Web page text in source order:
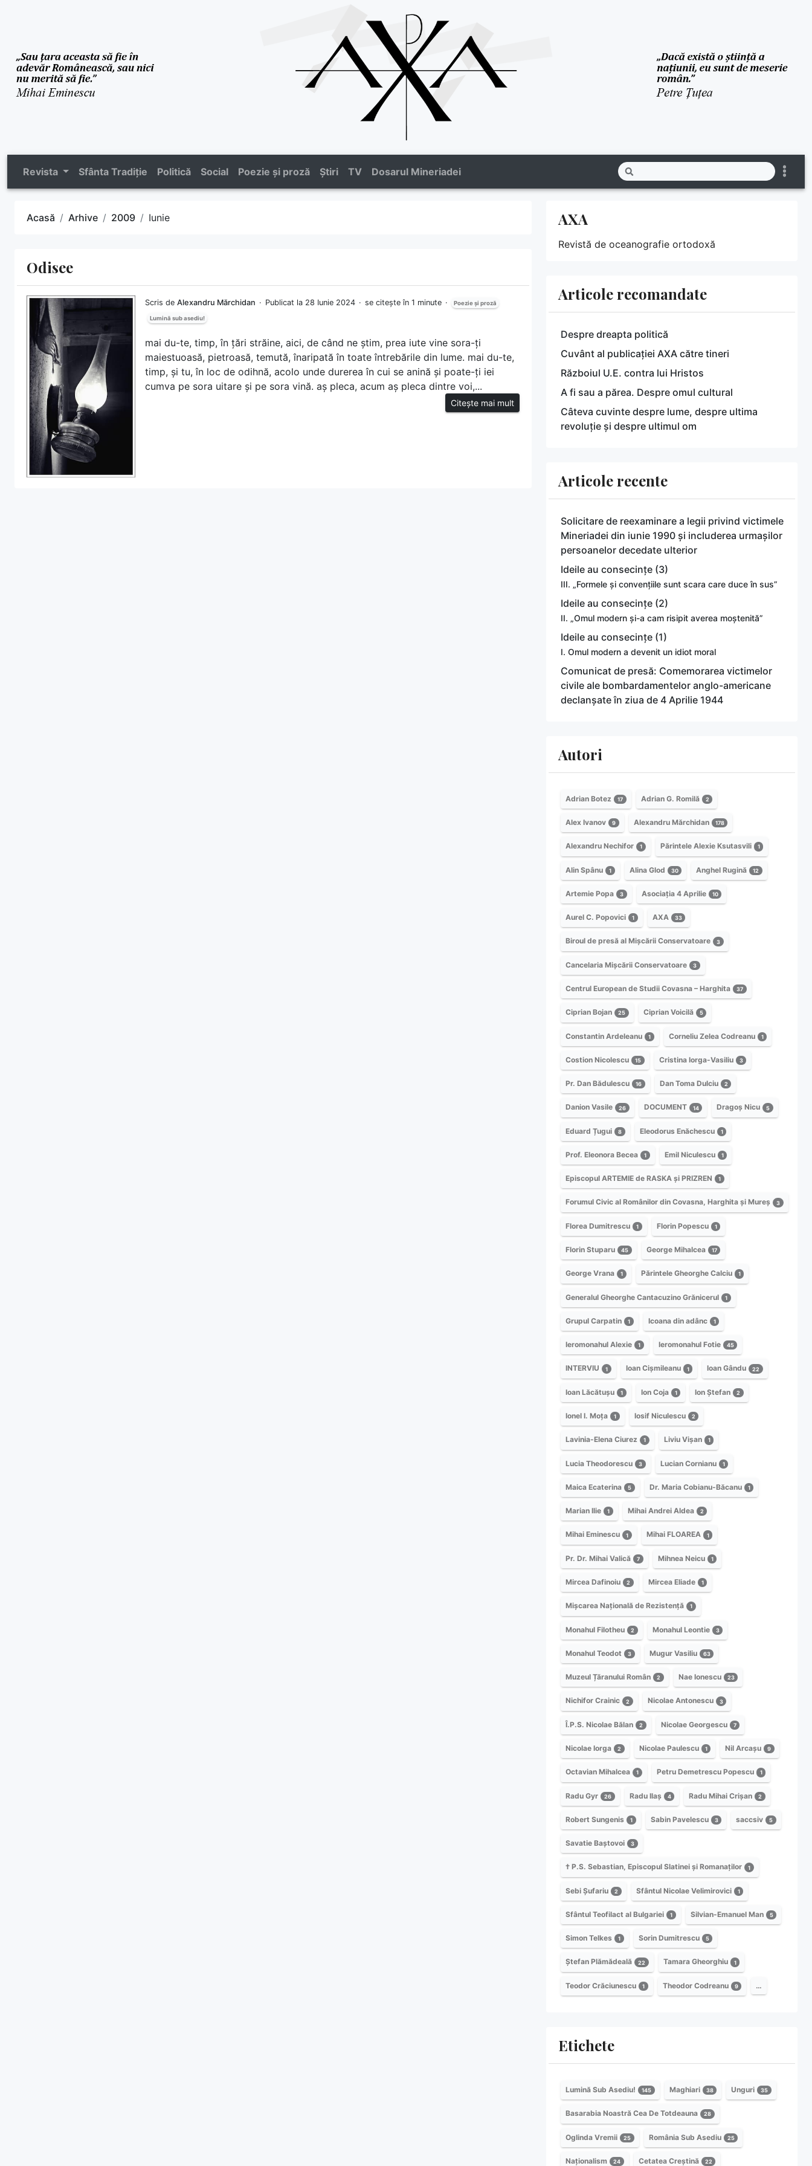
Revista Sfânta Tradiție Politică Social Poezie și proză Știri TV Dosarul Mineriadei
Acasă Arhive 2009 Iunie
Odisee
Scris de Alexandru Mărchidan Publicat la 28 Iunie 2024 se citește în 1 minute Poezie și proză
Lumină sub asediu!
mai du-te, timp, în țări străine, aici, de când ne știm, prea iute vine sora-ți
maiestuoasă, pietroasă, temută, înaripată în toate întrebările din lume. mai du-te,
timp, și tu, în loc de odihnă, acolo unde durerea în cui se anină și poate-ți iei
cumva pe sora uitare și pe sora vină. aș pleca, acum aș pleca dintre voi,...
Citește mai mult
AXA
Revistă de oceanografie ortodoxă
Articole recomandate
Despre dreapta politică
Cuvânt al publicației AXA către tineri
Războiul U.E. contra lui Hristos
A fi sau a părea. Despre omul cultural
Câteva cuvinte despre lume, despre ultima
revoluție și despre ultimul om
Articole recente
Solicitare de reexaminare a legii privind victimele
Mineriadei din iunie 1990 și includerea urmașilor
persoanelor decedate ulterior
Ideile au consecințe (3)
III. „Formele și convențiile sunt scara care duce în sus”
Ideile au consecințe (2)
II. „Omul modern și-a cam risipit averea moștenită”
Ideile au consecințe (1)
I. Omul modern a devenit un idiot moral
Comunicat de presă: Comemorarea victimelor
civile ale bombardamentelor anglo-americane
declanșate în ziua de 4 Aprilie 1944
Autori
Adrian Botez 17 Adrian G. Romilă 2
Alex Ivanov 9 Alexandru Mărchidan 178
Alexandru Nechifor 1 Părintele Alexie Ksutasvili 1
Alin Spânu 1 Alina Glod 30 Anghel Rugină 12
Artemie Popa 3 Asociația 4 Aprilie 10
Aurel C. Popovici 1 AXA 33
Biroul de presă al Mișcării Conservatoare 3
Cancelaria Mișcării Conservatoare 3
Centrul European de Studii Covasna – Harghita 37
Ciprian Bojan 25 Ciprian Voicilă 5
Constantin Ardeleanu 1 Corneliu Zelea Codreanu 1
Costion Nicolescu 15 Cristina Iorga-Vasiliu 3
Pr. Dan Bădulescu 16 Dan Toma Dulciu 2
Danion Vasile 26 DOCUMENT 14 Dragoș Nicu 5
Eduard Țugui 8 Eleodorus Enăchescu 1
Prof. Eleonora Becea 1 Emil Niculescu 1
Episcopul ARTEMIE de RASKA și PRIZREN 1
Forumul Civic al Românilor din Covasna, Harghita și Mureș 3
Florea Dumitrescu 1 Florin Popescu 1
Florin Stuparu 45 George Mihalcea 17
George Vrana 1 Părintele Gheorghe Calciu 1
Generalul Gheorghe Cantacuzino Grănicerul 1
Grupul Carpatin 1 Icoana din adânc 1
Ieromonahul Alexie 1 Ieromonahul Fotie 45
INTERVIU 1 Ioan Cișmileanu 1 Ioan Gându 22
Ioan Lăcătușu 1 Ion Coja 1 Ion Ștefan 2
Ionel I. Moța 1 Iosif Niculescu 2
Lavinia-Elena Ciurez 1 Liviu Vișan 1
Lucia Theodorescu 3 Lucian Cornianu 1
Maica Ecaterina 5 Dr. Maria Cobianu-Băcanu 1
Marian Ilie 1 Mihai Andrei Aldea 2
Mihai Eminescu 1 Mihai FLOAREA 1
Pr. Dr. Mihai Valică 7 Mihnea Neicu 1
Mircea Dafinoiu 2 Mircea Eliade 1
Mișcarea Națională de Rezistență 1
Monahul Filotheu 2 Monahul Leontie 3
Monahul Teodot 3 Mugur Vasiliu 63
Muzeul Țăranului Român 2 Nae Ionescu 23
Nichifor Crainic 2 Nicolae Antonescu 3
Î.P.S. Nicolae Bălan 2 Nicolae Georgescu 7
Nicolae Iorga 2 Nicolae Paulescu 1 Nil Arcașu 9
Octavian Mihalcea 1 Petru Demetrescu Popescu 1
Radu Gyr 26 Radu Ilaș 4 Radu Mihai Crișan 2
Robert Sungenis 1 Sabin Pavelescu 3 saccsiv 5
Savatie Baștovoi 3
† P.S. Sebastian, Episcopul Slatinei și Romanaților 1
Sebi Șufariu 2 Sfântul Nicolae Velimirovici 1
Sfântul Teofilact al Bulgariei 1 Silvian-Emanuel Man 5
Simon Telkes 1 Sorin Dumitrescu 5
Ștefan Plămădeală 22 Tamara Gheorghiu 1
Teodor Crăciunescu 1 Theodor Codreanu 9 …
Etichete
Lumină Sub Asediu! 145 Maghiari 38 Unguri 35
Basarabia Noastră Cea De Totdeauna 28
Oglinda Vremii 25 România Sub Asediu 25
Naționalism 24 Cetatea Creștină 22